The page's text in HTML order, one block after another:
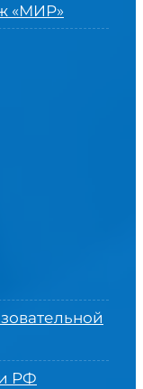
«МИР»
РФ